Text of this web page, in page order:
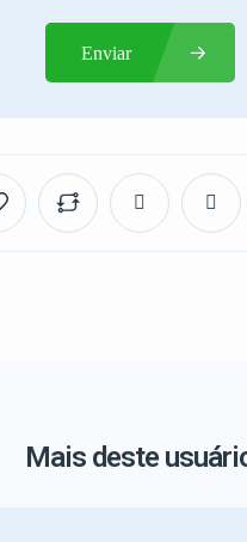
Enviar
Mais deste